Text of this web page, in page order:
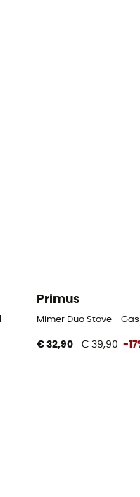
Primus
Mimer Duo Stove -
€ 32,90 € 39,90 -